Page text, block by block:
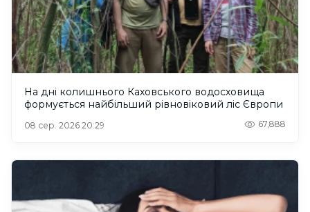
На дні колишнього Каховського водосховища
формується найбільший рівновіковий ліс Європи
08 сер. 2026 20:29 67,888